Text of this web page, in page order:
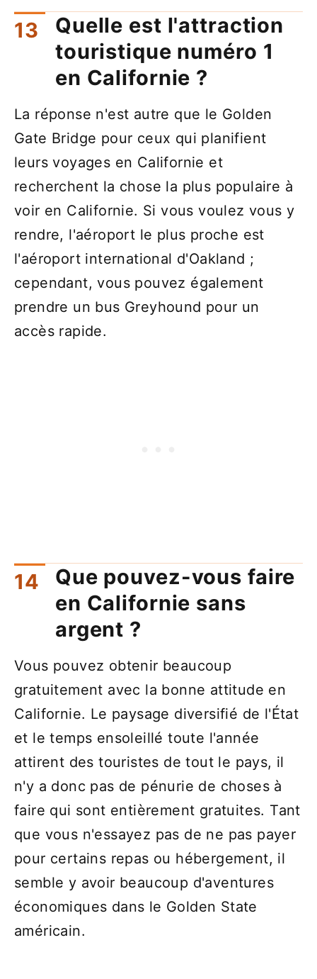
Quelle est l'attraction
touristique numéro 1
en Californie ?
La réponse n'est autre que le Golden
Gate Bridge pour ceux qui planifient
leurs voyages en Californie et
recherchent la chose la plus populaire à
voir en Californie. Si vous voulez vous y
rendre, l'aéroport le plus proche est
l'aéroport international d'Oakland ;
cependant, vous pouvez également
prendre un bus Greyhound pour un
accès rapide.
Que pouvez-vous faire
en Californie sans
argent ?
Vous pouvez obtenir beaucoup
gratuitement avec la bonne attitude en
Californie. Le paysage diversifié de l'État
et le temps ensoleillé toute l'année
attirent des touristes de tout le pays, il
n'y a donc pas de pénurie de choses à
faire qui sont entièrement gratuites. Tant
que vous n'essayez pas de ne pas payer
pour certains repas ou hébergement, il
semble y avoir beaucoup d'aventures
économiques dans le Golden State
américain.